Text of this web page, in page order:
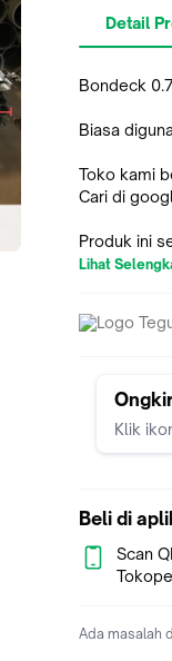
Detail
Bondeck
Biasa
Toko kami
Cari di
Produk ini
Bondeck
Bondeck
https://
Lihat
Klik
Beli di
Scan
Ada masalah